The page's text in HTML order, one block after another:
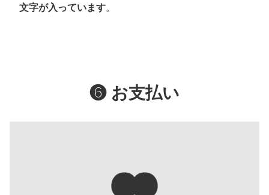
文字が入っています。
❻ お支払い